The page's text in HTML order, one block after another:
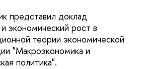
представил доклад
экономический рост в
теории экономической
"Макроэкономика и
политика".